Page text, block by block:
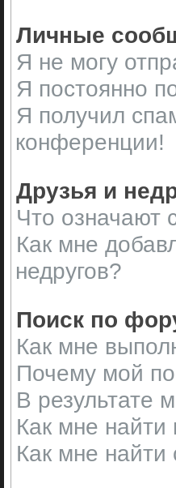
Личные
Я не могу
Я постоянно
Я получил
конференции!
Друзья и
Что означают
Как мне
недругов?
Поиск по
Как мне
Почему мой
В результате
Как мне найти
Как мне